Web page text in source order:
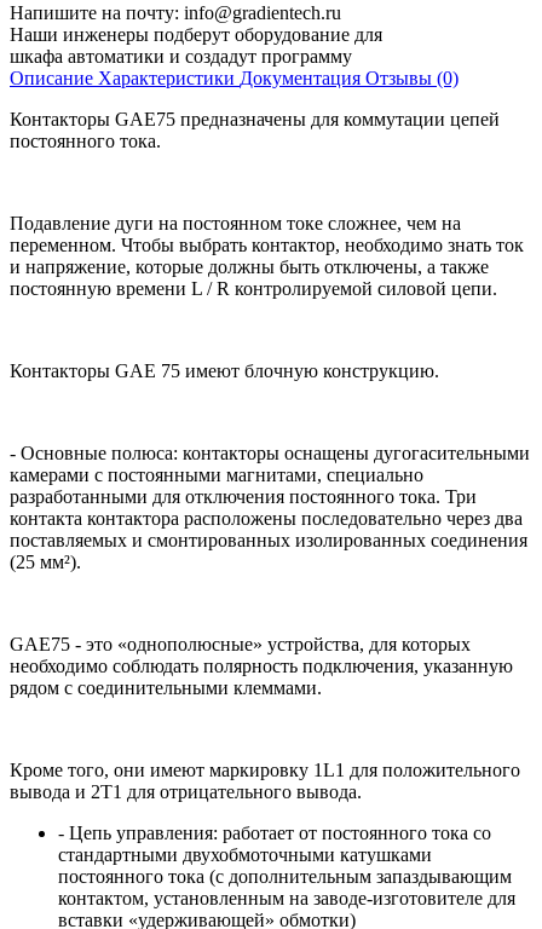
Напишите на почту: info@gradientech.ru
Наши инженеры подберут оборудование для
шкафа автоматики и создадут программу
Описание Характеристики Документация Отзывы (0)
Контакторы GAE75 предназначены для коммутации цепей
постоянного тока.
Подавление дуги на постоянном токе сложнее, чем на
переменном. Чтобы выбрать контактор, необходимо знать ток
и напряжение, которые должны быть отключены, а также
постоянную времени L / R контролируемой силовой цепи.
Контакторы GAE 75 имеют блочную конструкцию.
- Основные полюса: контакторы оснащены дугогасительными
камерами с постоянными магнитами, специально
разработанными для отключения постоянного тока. Три
контакта контактора расположены последовательно через два
поставляемых и смонтированных изолированных соединения
(25 мм²).
GAE75 - это «однополюсные» устройства, для которых
необходимо соблюдать полярность подключения, указанную
рядом с соединительными клеммами.
Кроме того, они имеют маркировку 1L1 для положительного
вывода и 2T1 для отрицательного вывода.
- Цепь управления: работает от постоянного тока со
стандартными двухобмоточными катушками
постоянного тока (с дополнительным запаздывающим
контактом, установленным на заводе-изготовителе для
вставки «удерживающей» обмотки)